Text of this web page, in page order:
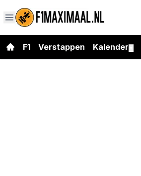
F1 Verstappen Kalender